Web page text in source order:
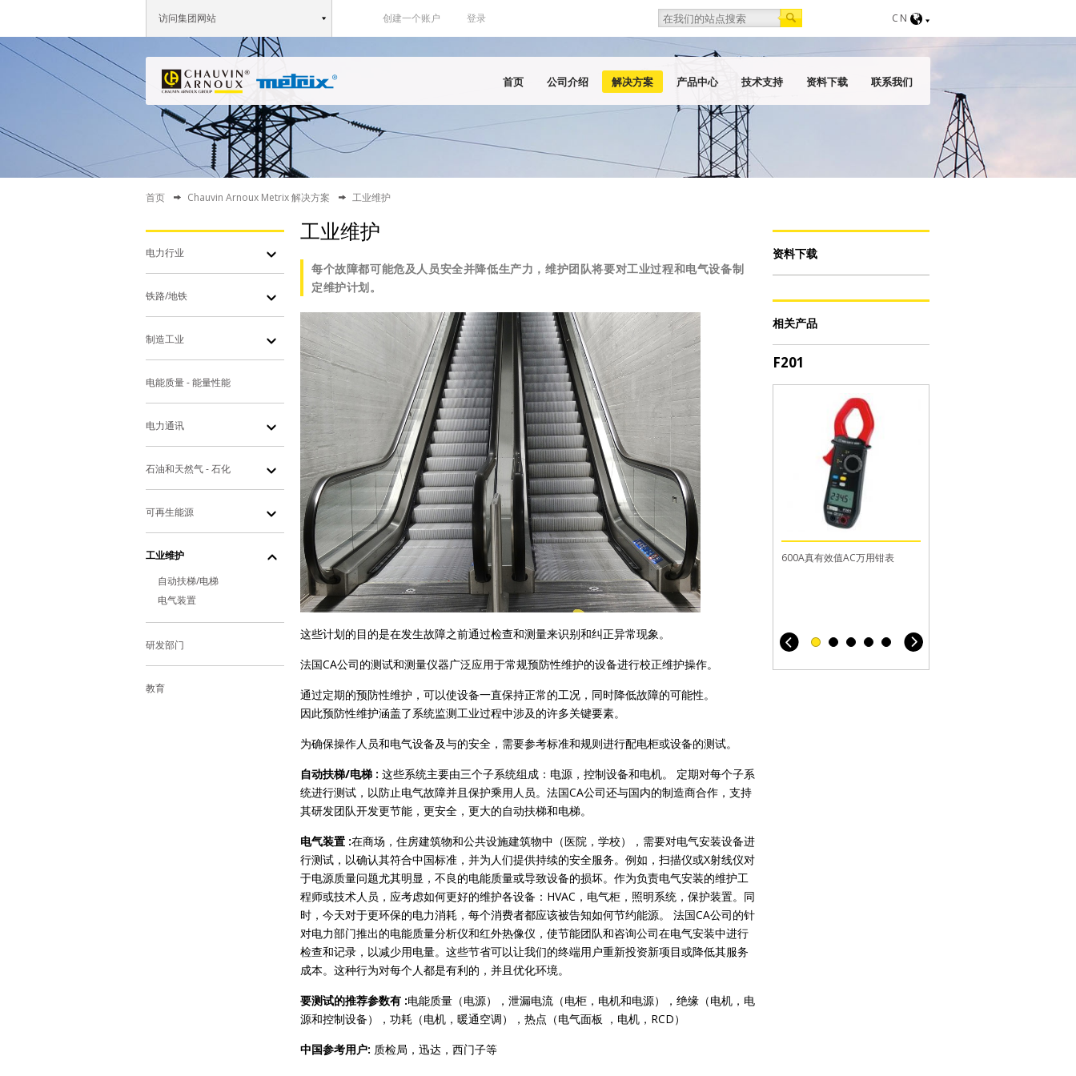
访问集团网站 创建一个账户 登录 Search form
Search CN
首页 公司介绍 解决方案 产品中心 技术支持 资料下载 联系我们
首页 Chauvin Arnoux Metrix 解决方案 工业维护
电力行业
铁路/地铁
制造工业
电能质量 - 能量性能
电力通讯
石油和天然气 - 石化
可再生能源
工业维护
自动扶梯/电梯
电气装置
研发部门
教育
工业维护
每个故障都可能危及人员安全并降低生产力，维护团队将要对工业过程和电气设备制
定维护计划。
这些计划的目的是在发生故障之前通过检查和测量来识别和纠正异常现象。
法国CA公司的测试和测量仪器广泛应用于常规预防性维护的设备进行校正维护操作。
通过定期的预防性维护，可以使设备一直保持正常的工况，同时降低故障的可能性。
因此预防性维护涵盖了系统监测工业过程中涉及的许多关键要素。
为确保操作人员和电气设备及与的安全，需要参考标准和规则进行配电柜或设备的测试。
自动扶梯/电梯 : 这些系统主要由三个子系统组成：电源，控制设备和电机。 定期对每个子系
统进行测试，以防止电气故障并且保护乘用人员。法国CA公司还与国内的制造商合作，支持
其研发团队开发更节能，更安全，更大的自动扶梯和电梯。
电气装置 :在商场，住房建筑物和公共设施建筑物中（医院，学校），需要对电气安装设备进
行测试，以确认其符合中国标准，并为人们提供持续的安全服务。例如，扫描仪或X射线仪对
于电源质量问题尤其明显，不良的电能质量或导致设备的损坏。作为负责电气安装的维护工
程师或技术人员，应考虑如何更好的维护各设备：HVAC，电气柜，照明系统，保护装置。同
时，今天对于更环保的电力消耗，每个消费者都应该被告知如何节约能源。 法国CA公司的针
对电力部门推出的电能质量分析仪和红外热像仪，使节能团队和咨询公司在电气安装中进行
检查和记录，以减少用电量。这些节省可以让我们的终端用户重新投资新项目或降低其服务
成本。这种行为对每个人都是有利的，并且优化环境。
要测试的推荐参数有 :电能质量（电源），泄漏电流（电柜，电机和电源），绝缘（电机，电
源和控制设备），功耗（电机，暖通空调），热点（电气面板 ，电机，RCD）
中国参考用户: 质检局，迅达，西门子等
资料下载
相关产品
F201
600A真有效值AC万用钳表
CA 5217
6000字计数综合型万用表,用于
CA 6116N
多功能电气装置测试仪,剩余电流
CA 6526
200GΩ绝缘和连续性测试仪,电
CA 8331
三相电能质量分析仪, 通道数量